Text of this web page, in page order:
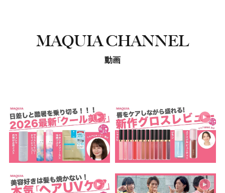
MAQUIA CHANNEL
動画